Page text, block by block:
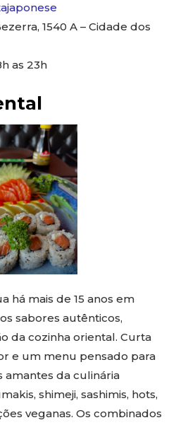
1540 A – Cidade dos
as 23h
há mais de 15 anos em
sabores autênticos,
da cozinha oriental. Curta
e um menu pensado para
amantes da culinária
shimeji, sashimis, hots,
veganas. Os combinados